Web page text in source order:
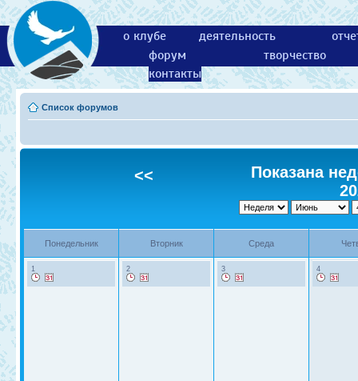
о клубе деятельность
форум
творчество
контакты
Список форумов
<<
Показана
Понедельник Вторник Среда
1 2 3 4